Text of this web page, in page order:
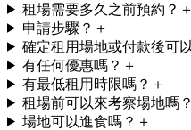
租場需要多久之前預約？ ＋
申請步驟？ ＋
確定租用場地或付款後可
有任何優惠嗎？ ＋
有最低租用時限嗎？ ＋
租場前可以來考察場地嗎？
場地可以進食嗎？ ＋